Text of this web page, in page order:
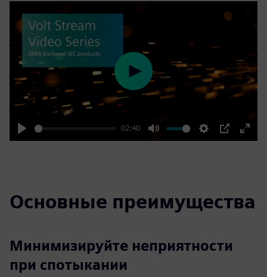
Play
02:40
Mute Settings
PIP
Enter
Play
Основные преимущества
Минимизируйте неприятности
при спотыкании